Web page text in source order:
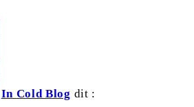
In Cold Blog dit :